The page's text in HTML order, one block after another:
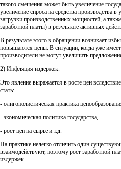
такого смещения может быть увеличение
увеличение спроса на средства производства
загрузки производственных мощностей, а
заработной платы) в результате активных
В результате этого в обращении возникает
повышаются цены. В ситуации, когда уже
производители не могут увеличить
2) Инфляция издержек.
Это явление выражается в росте цен
стать:
- олигополистическая практика
- экономическая политика государства,
- рост цен на сырье и т.д.
На практике нелегко отличить один
взаимодействуют, поэтому рост заработной
издержек.